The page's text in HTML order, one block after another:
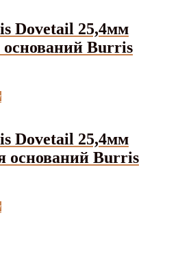
Dovetail 25,4мм
оснований Burris
Dovetail 25,4мм
оснований Burris